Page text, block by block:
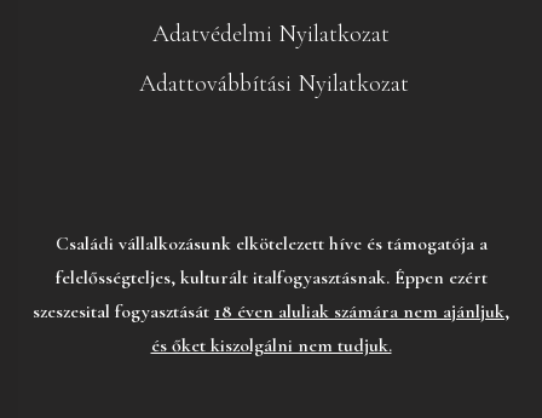
Adatvédelmi Nyilatkozat
Adattovábbítási Nyilatkozat
Családi vállalkozásunk elkötelezett híve és támogatója a
felelősségteljes, kulturált italfogyasztásnak. Éppen ezért
szeszesital fogyasztását 18 éven aluliak számára nem ajánljuk,
és őket kiszolgálni nem tudjuk.